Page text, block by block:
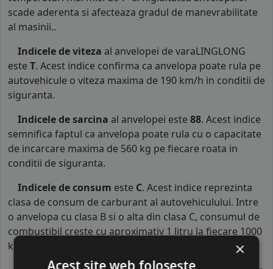
scade aderenta si afecteaza gradul de manevrabilitate
al masinii..
Indicele de viteza al anvelopei de varaLINGLONG
este T. Acest indice confirma ca anvelopa poate rula pe
autovehicule o viteza maxima de 190 km/h in conditii de
siguranta.
Indicele de sarcina al anvelopei este 88. Acest indice
semnifica faptul ca anvelopa poate rula cu o capacitate
de incarcare maxima de 560 kg pe fiecare roata in
conditii de siguranta.
Indicele de consum este C. Acest indice reprezinta
clasa de consum de carburant al autovehiculului. Intre
o anvelopa cu clasa B si o alta din clasa C, consumul de
combustibil creste cu aproximativ 1 litru la fiecare 1000
km parcursi.
×
Acest site web folosește